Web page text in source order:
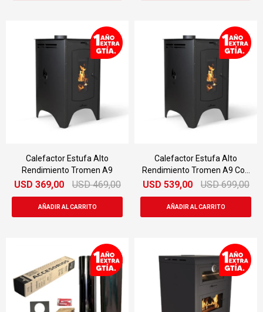
Calefactor Estufa Alto
Rendimiento Tromen A9
USD 369,00 USD 469,00
Calefactor Estufa Alto
Rendimiento Tromen A9 Con
Kit
USD 539,00 USD 699,00